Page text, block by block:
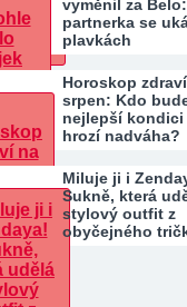
vyměnil za
partnerka se
plavkách
Horoskop
srpen: Kdo
nejlepší kondici
hrozí nadváha?
Miluje ji i
Sukně, která
stylový outfit z
obyčejného